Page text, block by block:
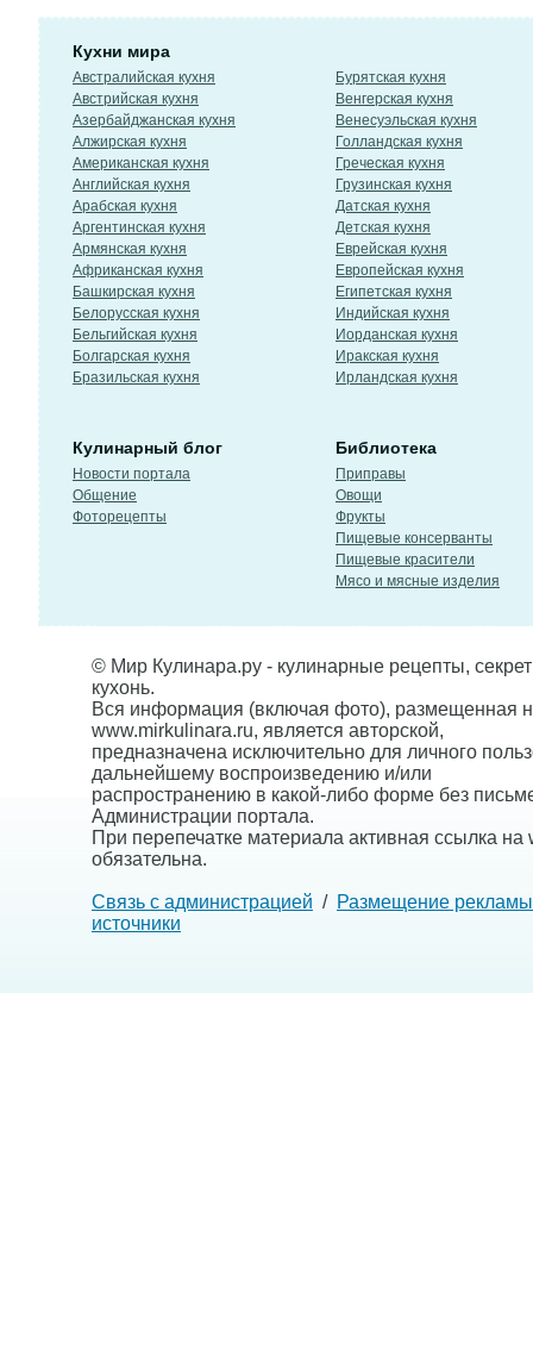
Кухни мира
Австралийская кухня
Австрийская кухня
Азербайджанская кухня
Алжирская кухня
Американская кухня
Английская кухня
Арабская кухня
Аргентинская кухня
Армянская кухня
Африканская кухня
Башкирская кухня
Белорусская кухня
Бельгийская кухня
Болгарская кухня
Бразильская кухня
Бурятская кухня
Венгерская кухня
Венесуэльская кухня
Голландская кухня
Греческая кухня
Грузинская кухня
Датская кухня
Детская кухня
Еврейская кухня
Европейская кухня
Египетская кухня
Индийская кухня
Иорданская кухня
Иракская кухня
Ирландская кухня
Кулинарный блог
Новости портала
Общение
Фоторецепты
Библиотека
Приправы
Овощи
Фрукты
Пищевые консерванты
Пищевые красители
Мясо и мясные изделия
© Мир Кулинара.ру - кулинарные рецепты,
кухонь.
Вся информация (включая фото), размещенная
www.mirkulinara.ru, является авторской,
предназначена исключительно для личного
дальнейшему воспроизведению и/или
распространению в какой-либо форме без
Администрации портала.
При перепечатке материала активная ссылка на
обязательна.
Связь с администрацией / Размещение рекламы
источники